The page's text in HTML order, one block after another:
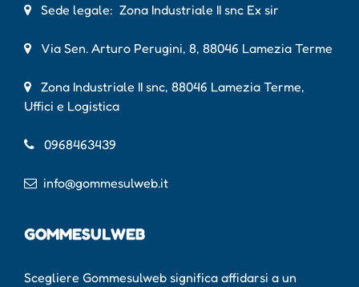
Sede legale: Zona Industriale II snc Ex sir
Via Sen. Arturo Perugini, 8, 88046 Lamezia Terme
Zona Industriale II snc, 88046 Lamezia Terme,
Uffici e Logistica
0968463439
info@gommesulweb.it
GOMMESULWEB
Scegliere Gommesulweb significa affidarsi a un